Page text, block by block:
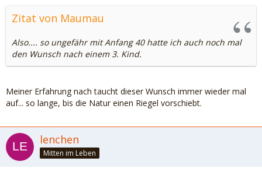
Zitat von Maumau
Also.... so ungefähr mit Anfang 40 hatte ich auch noch mal
den Wunsch nach einem 3. Kind.
Meiner Erfahrung nach taucht dieser Wunsch immer wieder mal
auf... so lange, bis die Natur einen Riegel vorschiebt.
lenchen
Mitten im Leben